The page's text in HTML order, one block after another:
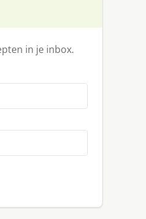
in je inbox.